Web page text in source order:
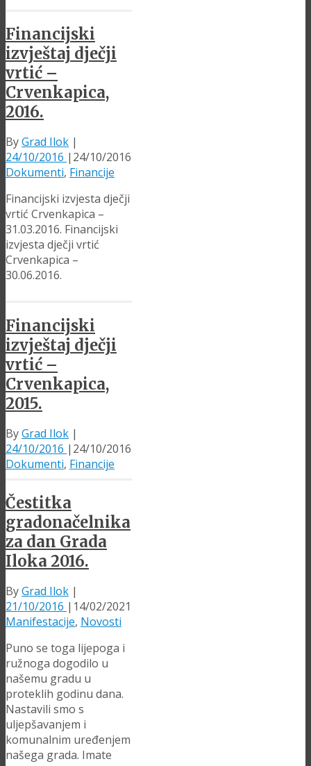
Financijski
izvještaj dječji
vrtić –
Crvenkapica,
2016.
ByGrad Ilok |
24/10/2016 | 24/10/2016
Dokumenti, Financije
Financijski izvjesta dječji
vrtić Crvenkapica –
31.03.2016. Financijski
izvjesta dječji vrtić
Crvenkapica –
30.06.2016.
Financijski
izvještaj dječji
vrtić –
Crvenkapica,
2015.
ByGrad Ilok |
24/10/2016 | 24/10/2016
Dokumenti, Financije
Čestitka
gradonačelnika
za dan Grada
Iloka 2016.
ByGrad Ilok |
21/10/2016 | 14/02/2021
Manifestacije, Novosti
Puno se toga lijepoga i
ružnoga dogodilo u
našemu gradu u
proteklih godinu dana.
Nastavili smo s
uljepšavanjem i
komunalnim uređenjem
našega grada. Imate